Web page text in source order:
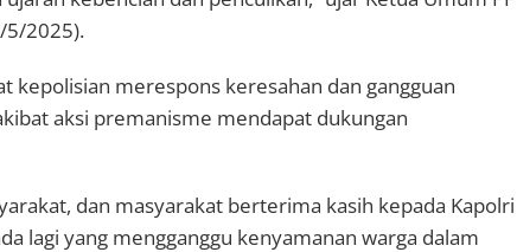
5/2025).
kepolisian merespons keresahan dan gangguan
aksi premanisme mendapat dukungan
dan masyarakat berterima kasih kepada Kapolri
lagi yang mengganggu kenyamanan warga dalam